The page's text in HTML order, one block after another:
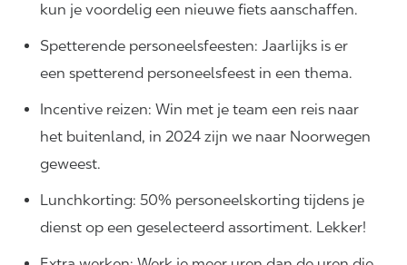
kun je voordelig een nieuwe fiets aanschaffen.
Spetterende personeelsfeesten: Jaarlijks is er
een spetterend personeelsfeest in een thema.
Incentive reizen: Win met je team een reis naar
het buitenland, in 2024 zijn we naar Noorwegen
geweest.
Lunchkorting: 50% personeelskorting tijdens je
dienst op een geselecteerd assortiment. Lekker!